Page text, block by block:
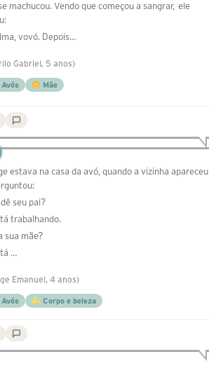
machucou. Vendo que começou a sangrar, ele
vovó. Depois…
Gabriel, 5 anos)
Avós Mãe
estava na casa da avó, quando a vizinha apareceu
seu pai?⠀
trabalhando.⠀
sua mãe?⠀
…
Emanuel, 4 anos)
Avós Corpo e beleza